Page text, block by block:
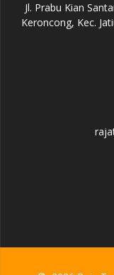
Jl. Prabu Kian
Keroncong, Kec.